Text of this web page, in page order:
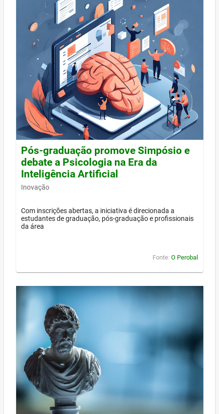
Pós-graduação promove Simpósio e
debate a Psicologia na Era da
Inteligência Artificial
Inovação
Com inscrições abertas, a iniciativa é direcionada a
estudantes de graduação, pós-graduação e profissionais
da área
Fonte: O Perobal